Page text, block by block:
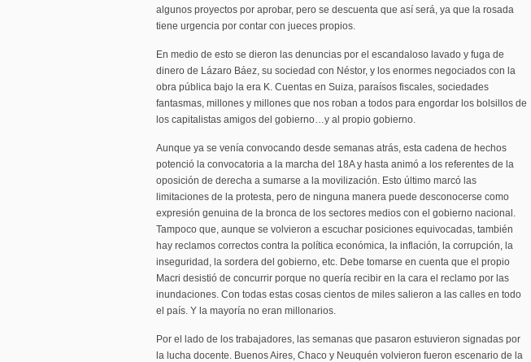
algunos proyectos por aprobar, pero se descuenta que así será, ya que la rosada
tiene urgencia por contar con jueces propios.
En medio de esto se dieron las denuncias por el escandaloso lavado y fuga de
dinero de Lázaro Báez, su sociedad con Néstor, y los enormes negociados con la
obra pública bajo la era K. Cuentas en Suiza, paraísos fiscales, sociedades
fantasmas, millones y millones que nos roban a todos para engordar los bolsillos de
los capitalistas amigos del gobierno…y al propio gobierno.
Aunque ya se venía convocando desde semanas atrás, esta cadena de hechos
potenció la convocatoria a la marcha del 18A y hasta animó a los referentes de la
oposición de derecha a sumarse a la movilización. Esto último marcó las
limitaciones de la protesta, pero de ninguna manera puede desconocerse como
expresión genuina de la bronca de los sectores medios con el gobierno nacional.
Tampoco que, aunque se volvieron a escuchar posiciones equivocadas, también
hay reclamos correctos contra la política económica, la inflación, la corrupción, la
inseguridad, la sordera del gobierno, etc. Debe tomarse en cuenta que el propio
Macri desistió de concurrir porque no quería recibir en la cara el reclamo por las
inundaciones. Con todas estas cosas cientos de miles salieron a las calles en todo
el país. Y la mayoría no eran millonarios.
Por el lado de los trabajadores, las semanas que pasaron estuvieron signadas por
la lucha docente. Buenos Aires, Chaco y Neuquén volvieron fueron escenario de la